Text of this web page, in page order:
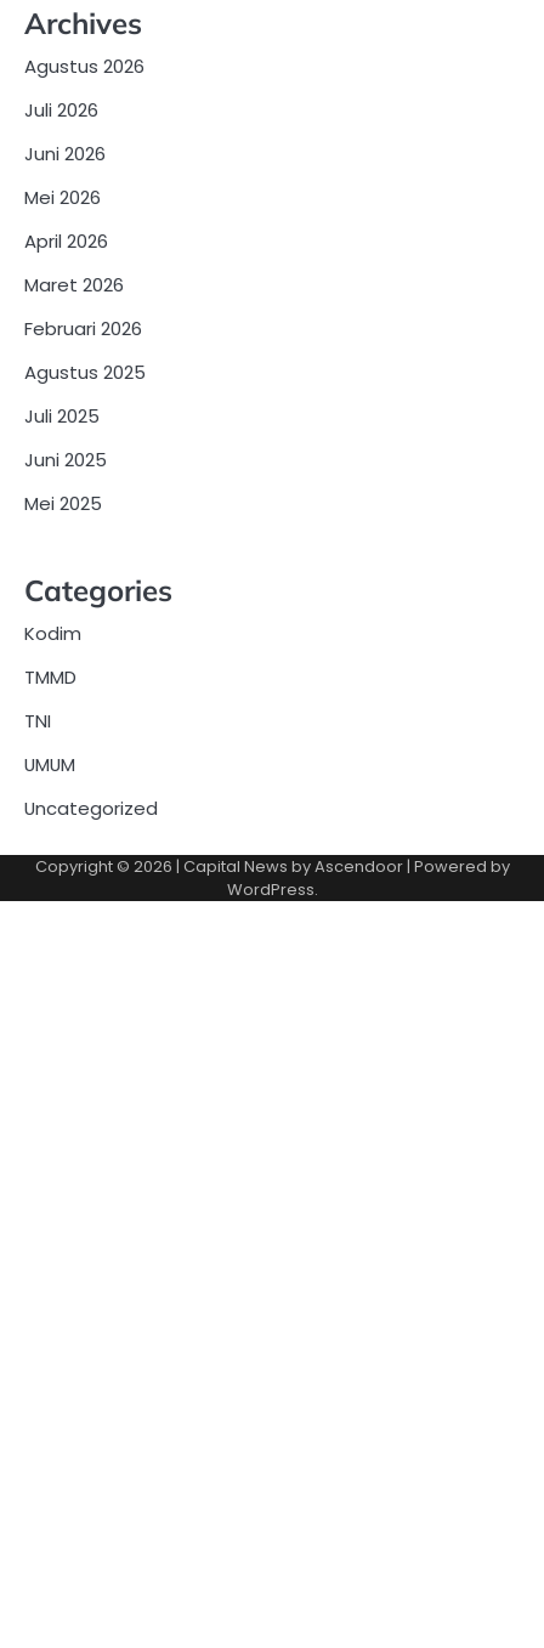
Archives
Agustus 2026
Juli 2026
Juni 2026
Mei 2026
April 2026
Maret 2026
Februari 2026
Agustus 2025
Juli 2025
Juni 2025
Mei 2025
Categories
Kodim
TMMD
TNI
UMUM
Uncategorized
Copyright © 2026 | Capital News byAscendoor| Powered by
WordPress.